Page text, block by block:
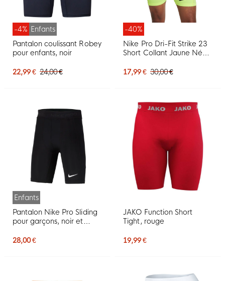
-4% Enfants
Pantalon coulissant Robey
pour enfants, noir
22,99 € 24,00 €
-40%
Nike Pro Dri-Fit Strike 23
Short Collant Jaune Néon
17,99 € 30,00 €
Enfants
Pantalon Nike Pro Sliding
pour garçons, noir et
28,00 €
JAKO Function Short
Tight, rouge
19,99 €